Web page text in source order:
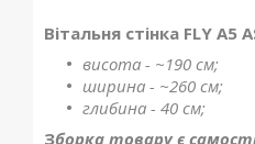
Вітальня стінка FLY A5
висота - ~190 см;
ширина - ~260 см;
глибина - 40 см;
Зборка товару є